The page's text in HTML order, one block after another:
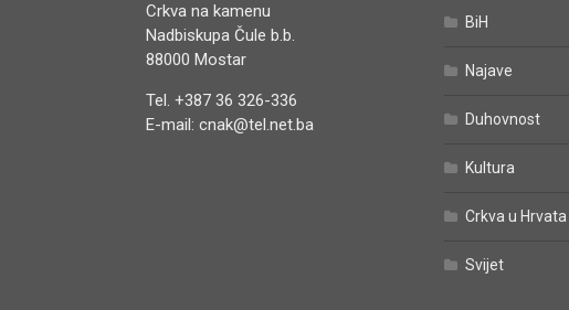
Crkva na kamenu
Nadbiskupa Čule b.b.
88000 Mostar
Tel. +387 36 326-336
E-mail: cnak@tel.net.ba
BiH
Najave
Duhovnost
Kultura
Crkva u Hrvata
Svijet